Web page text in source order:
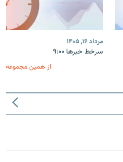
مرداد ۱۶, ۱۴۰۵
سرخط خبرها ۹:۰۰
از همین مجموعه